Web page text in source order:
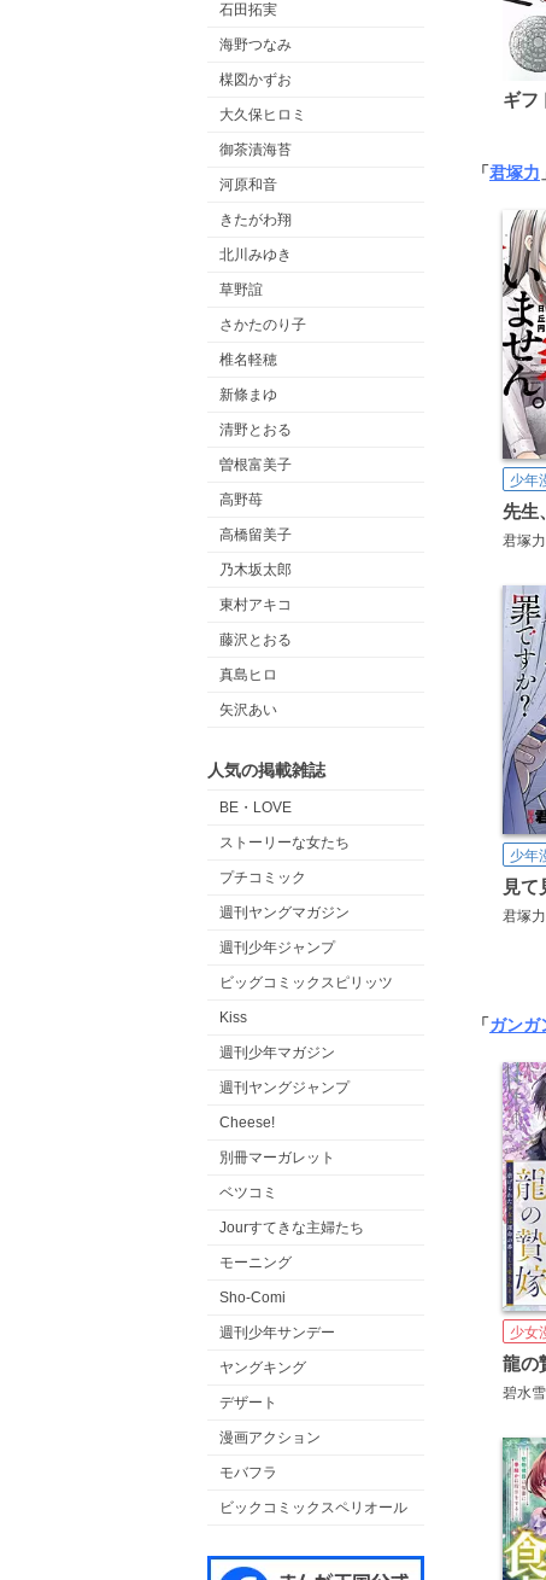
石田拓実
海野つなみ
楳図かずお
大久保ヒロミ
御茶漬海苔
河原和音
きたがわ翔
北川みゆき
草野誼
さかたのり子
椎名軽穂
新條まゆ
清野とおる
曽根富美子
高野苺
高橋留美子
乃木坂太郎
東村アキコ
藤沢とおる
真島ヒロ
矢沢あい
人気の掲載雑誌
BE・LOVE
ストーリーな女たち
プチコミック
週刊ヤングマガジン
週刊少年ジャンプ
ビッグコミックスピリッツ
Kiss
週刊少年マガジン
週刊ヤングジャンプ
Cheese!
別冊マーガレット
ベツコミ
Jourすてきな主婦たち
モーニング
Sho-Comi
週刊少年サンデー
ヤングキング
デザート
漫画アクション
モバフラ
ビックコミックスペリオール
ギフ
「君塚力
少年
君塚力
少年
君塚力
「ガンガ
少女
碧水